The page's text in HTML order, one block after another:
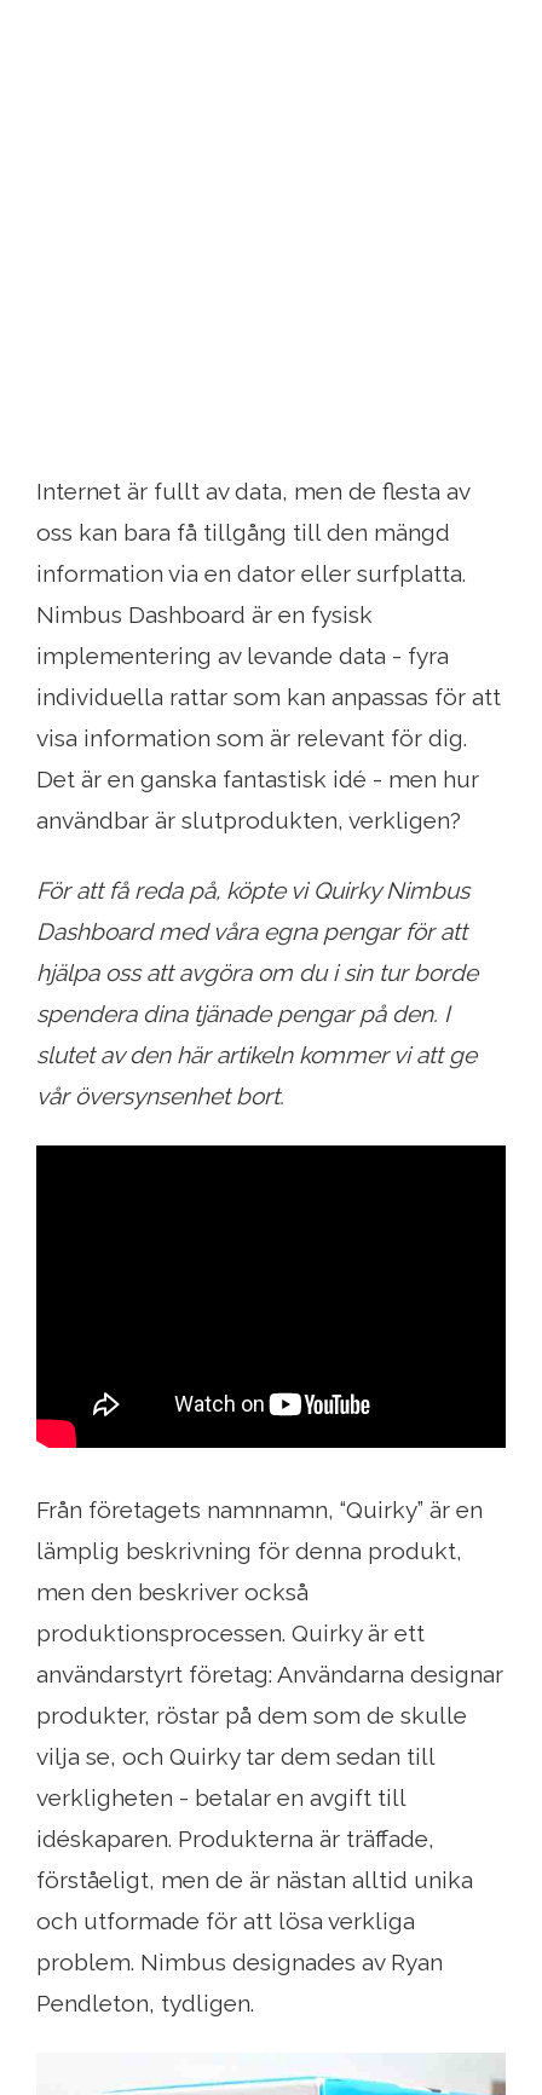
Internet är fullt av data, men de flesta av
oss kan bara få tillgång till den mängd
information via en dator eller surfplatta.
Nimbus Dashboard är en fysisk
implementering av levande data - fyra
individuella rattar som kan anpassas för att
visa information som är relevant för dig.
Det är en ganska fantastisk idé - men hur
användbar är slutprodukten, verkligen?
För att få reda på, köpte vi Quirky Nimbus
Dashboard med våra egna pengar för att
hjälpa oss att avgöra om du i sin tur borde
spendera dina tjänade pengar på den. I
slutet av den här artikeln kommer vi att ge
vår översynsenhet bort.
Från företagets namnnamn, “Quirky” är en
lämplig beskrivning för denna produkt,
men den beskriver också
produktionsprocessen. Quirky är ett
användarstyrt företag: Användarna designar
produkter, röstar på dem som de skulle
vilja se, och Quirky tar dem sedan till
verkligheten - betalar en avgift till
idéskaparen. Produkterna är träffade,
förståeligt, men de är nästan alltid unika
och utformade för att lösa verkliga
problem. Nimbus designades av Ryan
Pendleton, tydligen.